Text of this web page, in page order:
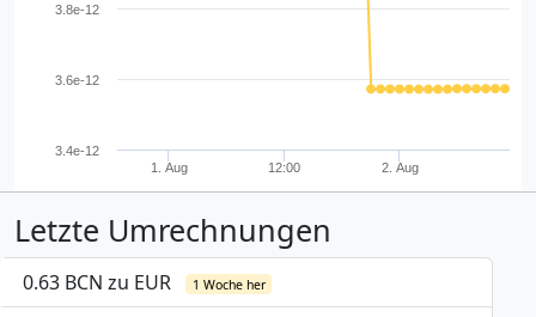
1. Aug 12:00 2. Aug
3.4e-12
3.6e-12
3.8e-12
Letzte Umrechnungen
0.63 BCN zu EUR 1 Woche her